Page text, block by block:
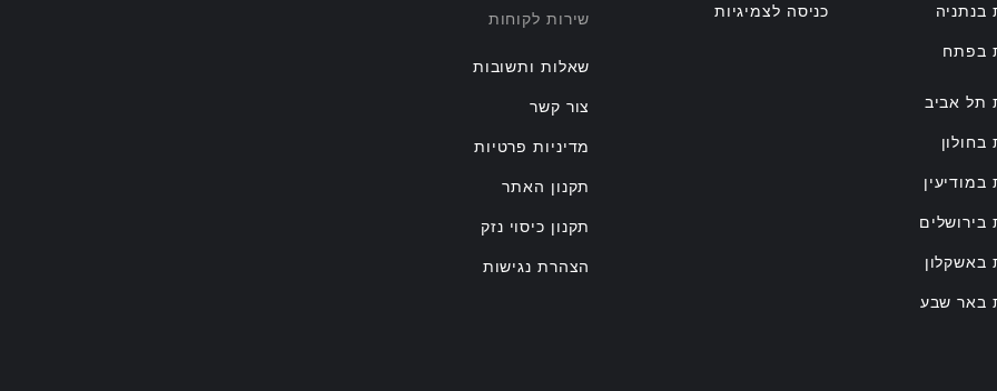
בנתניה
בפתח
תל אביב
בחולון
במודיעין
בירושלים
באשקלון
באר שבע
כניסה לצמיגיות שירות לקוחות
שאלות ותשובות
צור קשר
מדיניות פרטיות
תקנון האתר
תקנון כיסוי נזק
הצהרת נגישות